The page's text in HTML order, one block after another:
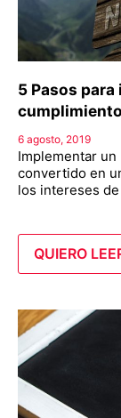
5 Pasos
cumplimiento
6 agosto, 2019
Implementar
convertido en
los intereses
QUIERO